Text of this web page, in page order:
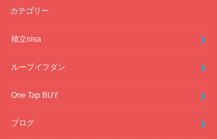
カテゴリー
積立nisa
ループイフダン
One Tap BUY
ブログ